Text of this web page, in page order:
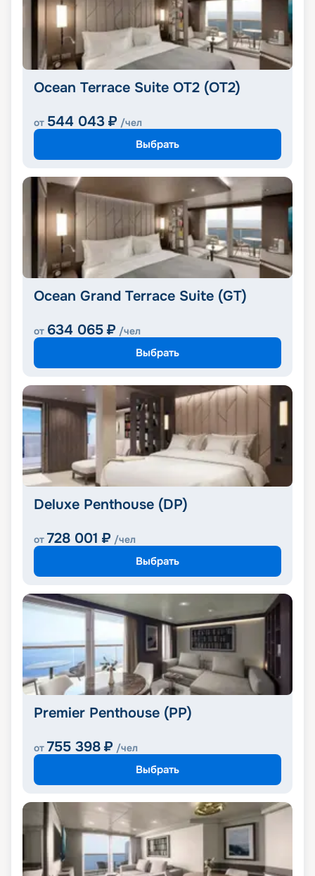
Ocean Terrace Suite OT2 (OT2)
от 544 043 ₽ /чел
Выбрать
Ocean Grand Terrace Suite (GT)
от 634 065 ₽ /чел
Выбрать
Deluxe Penthouse (DP)
от 728 001 ₽ /чел
Выбрать
Premier Penthouse (PP)
от 755 398 ₽ /чел
Выбрать